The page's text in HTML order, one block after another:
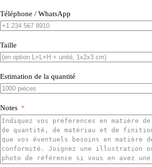
Téléphone / WhatsApp
Taille
Estimation de la quantité
Notes